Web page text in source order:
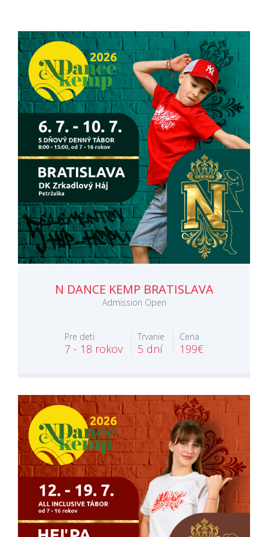
N DANCE KEMP BRATISLAVA
Admission Open
Pre deti
7 - 18 rokov
Trvanie
5 dní
Cena
199€